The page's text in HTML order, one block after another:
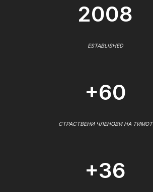
2008
ESTABLISHED
+60
СТРАСТВЕНИ ЧЛЕНОВИ НА ТИМОТ
+36